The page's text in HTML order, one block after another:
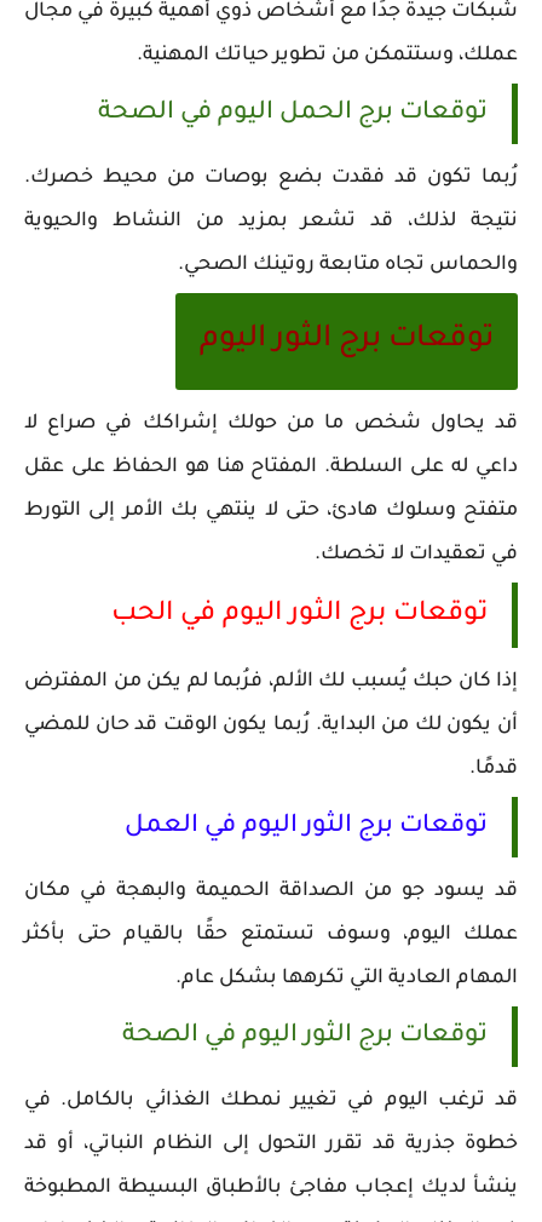
شبكات جيدة جدًا مع أشخاص ذوي أهمية كبيرة في مجال
عملك، وستتمكن من تطوير حياتك المهنية.
توقعات برج الحمل اليوم في الصحة
رُبما تكون قد فقدت بضع بوصات من محيط خصرك.
نتيجة لذلك، قد تشعر بمزيد من النشاط والحيوية
والحماس تجاه متابعة روتينك الصحي.
توقعات برج الثور اليوم
قد يحاول شخص ما من حولك إشراكك في صراع لا
داعي له على السلطة. المفتاح هنا هو الحفاظ على عقل
متفتح وسلوك هادئ، حتى لا ينتهي بك الأمر إلى التورط
في تعقيدات لا تخصك.
توقعات برج الثور اليوم في الحب
إذا كان حبك يُسبب لك الألم، فرُبما لم يكن من المفترض
أن يكون لك من البداية. رُبما يكون الوقت قد حان للمضي
قدمًا.
توقعات برج الثور اليوم في العمل
قد يسود جو من الصداقة الحميمة والبهجة في مكان
عملك اليوم، وسوف تستمتع حقًا بالقيام حتى بأكثر
المهام العادية التي تكرهها بشكل عام.
توقعات برج الثور اليوم في الصحة
قد ترغب اليوم في تغيير نمطك الغذائي بالكامل. في
خطوة جذرية قد تقرر التحول إلى النظام النباتي، أو قد
ينشأ لديك إعجاب مفاجئ بالأطباق البسيطة المطبوخة